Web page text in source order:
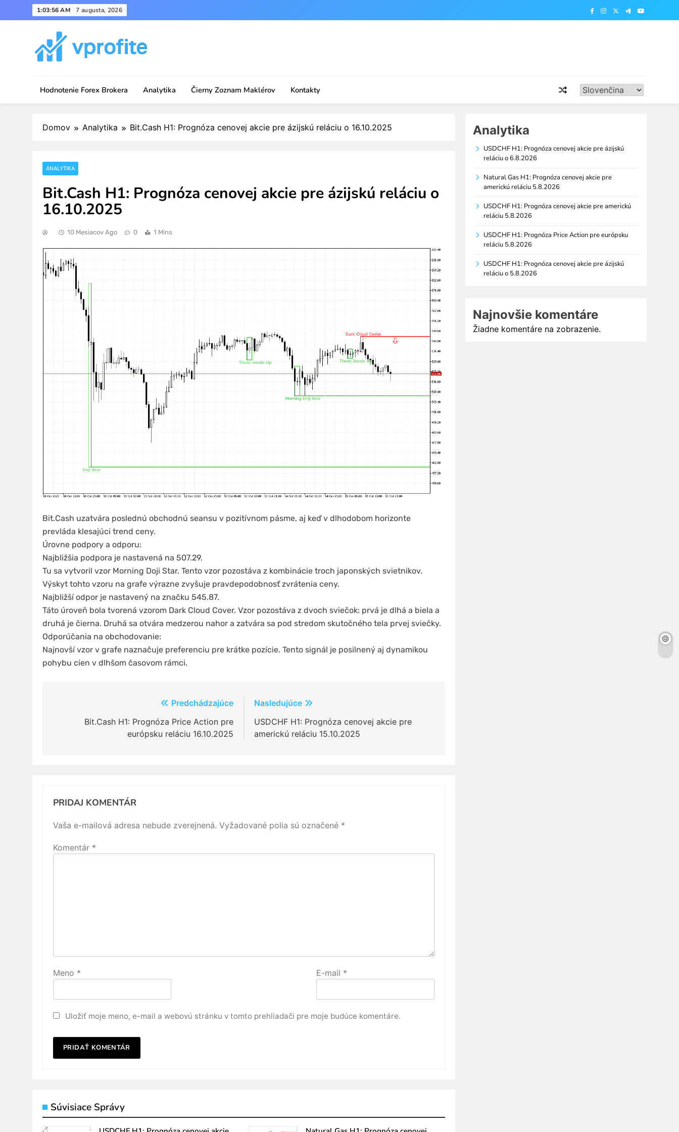
to
1:03:56 AM 7 augusta, 2026
Hodnotenie Forex Brokera Analytika Čierny Zoznam Maklérov Kontakty
Domov Analytika Bit.Cash H1: Prognóza cenovej akcie pre ázijskú reláciu o 16.10.2025
ANALYTIKA
Bit.Cash H1: Prognóza cenovej akcie pre ázijskú reláciu o
16.10.2025
10 Mesiacov Ago 0 1 Mins
Bit.Cash uzatvára poslednú obchodnú seansu v pozitívnom pásme, aj keď v dlhodobom horizonte
prevláda klesajúci trend ceny.
Úrovne podpory a odporu:
Najbližšia podpora je nastavená na 507.29.
Tu sa vytvoril vzor Morning Doji Star. Tento vzor pozostáva z kombinácie troch japonských svietnikov.
Výskyt tohto vzoru na grafe výrazne zvyšuje pravdepodobnosť zvrátenia ceny.
Najbližší odpor je nastavený na značku 545.87.
Táto úroveň bola tvorená vzorom Dark Cloud Cover. Vzor pozostáva z dvoch sviečok: prvá je dlhá a biela a
druhá je čierna. Druhá sa otvára medzerou nahor a zatvára sa pod stredom skutočného tela prvej sviečky.
Odporúčania na obchodovanie:
Najnovší vzor v grafe naznačuje preferenciu pre krátke pozície. Tento signál je posilnený aj dynamikou
pohybu cien v dlhšom časovom rámci.
Predchádzajúce
Bit.Cash H1: Prognóza Price Action pre
európsku reláciu 16.10.2025
Nasledujúce
USDCHF H1: Prognóza cenovej akcie pre
americkú reláciu 15.10.2025
PRIDAJ KOMENTÁR
Vaša e-mailová adresa nebude zverejnená. Vyžadované polia sú označené *
Komentár *
Meno * E-mail *
Uložiť moje meno, e-mail a webovú stránku v tomto prehliadači pre moje budúce komentáre.
Súvisiace Správy
Analytika
USDCHF H1: Prognóza cenovej akcie pre ázijskú
reláciu o 6.8.2026
Natural Gas H1: Prognóza cenovej akcie pre
americkú reláciu 5.8.2026
USDCHF H1: Prognóza cenovej akcie pre americkú
reláciu 5.8.2026
USDCHF H1: Prognóza Price Action pre európsku
reláciu 5.8.2026
USDCHF H1: Prognóza cenovej akcie pre ázijskú
reláciu o 5.8.2026
Najnovšie komentáre
Žiadne komentáre na zobrazenie.